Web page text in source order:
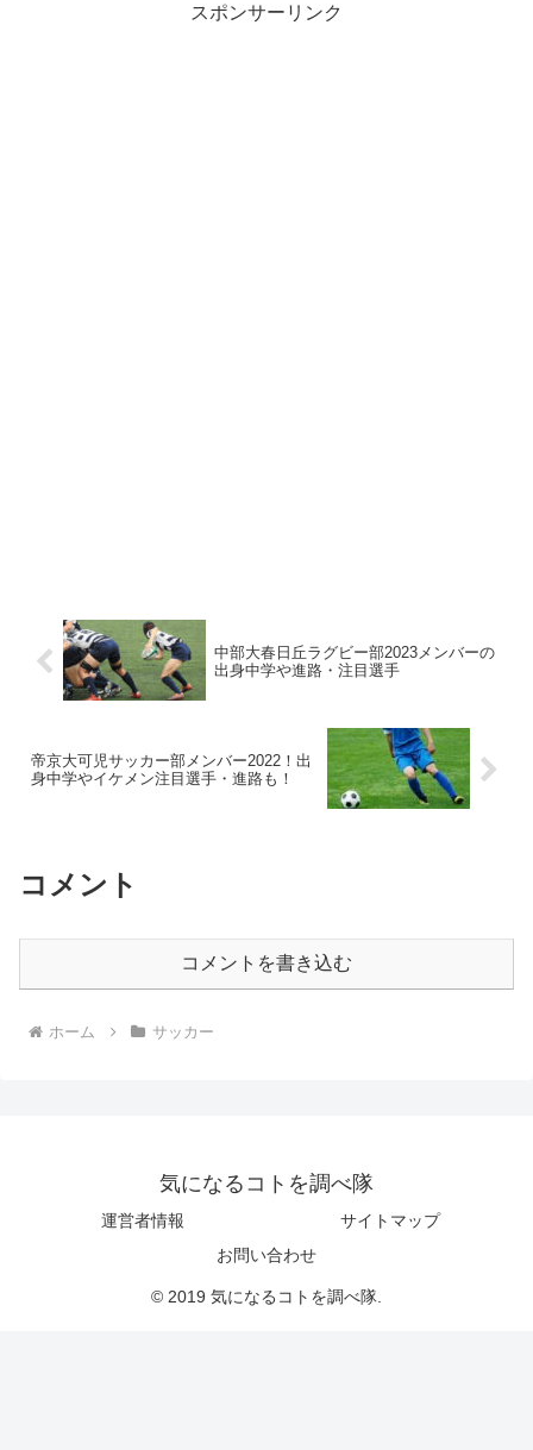
スポンサーリンク
中部大春日丘ラグビー部2023メンバーの
出身中学や進路・注目選手
帝京大可児サッカー部メンバー2022！出
身中学やイケメン注目選手・進路も！
コメント
コメントを書き込む
ホーム サッカー
気になるコトを調べ隊
運営者情報
サイトマップ
お問い合わせ
© 2019 気になるコトを調べ隊.